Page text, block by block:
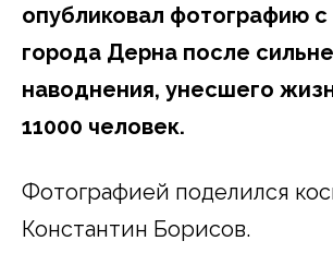
опубликовал фотографию
города Дерна после
наводнения, унесшего
11000 человек.
Фотографией поделился
Константин Борисов.